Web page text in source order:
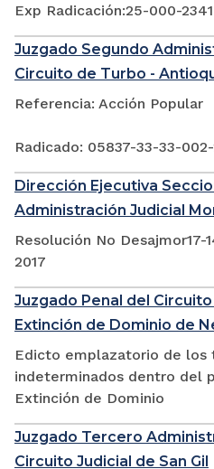
Exp Radicación:25-000-
Juzgado Segundo
Circuito de Turbo -
Referencia: Acción Popular
Radicado: 05837-33-33-
Dirección Ejecutiva
Administración Judicial
Resolución No Desajmor17-
2017
Juzgado Penal del
Extinción de Dominio de
Edicto emplazatorio de los
indeterminados dentro del
Extinción de Dominio
Juzgado Tercero
Circuito Judicial de San Gil